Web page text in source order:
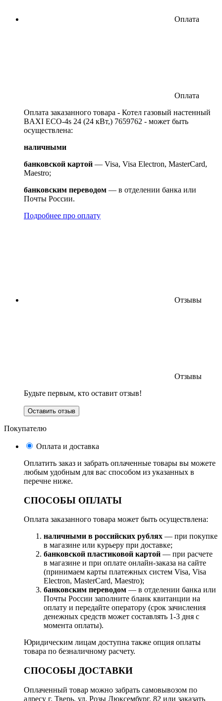
Оплата
Оплата
Оплата заказанного товара - Котел газовый настенный
BAXI ECO-4s 24 (24 кВт,) 7659762 - может быть
осуществлена:
наличными
банковской картой — Visa, Visa Electron, MasterCard,
Maestro;
банковским переводом — в отделении банка или
Почты России.
Подробнее про оплату
Отзывы
Отзывы
Будьте первым, кто оставит отзыв!
Оставить отзыв
Покупателю
Оплата и доставка
Оплатить заказ и забрать оплаченные товары вы можете
любым удобным для вас способом из указанных в
перечне ниже.
СПОСОБЫ ОПЛАТЫ
Оплата заказанного товара может быть осуществлена:
наличными в российских рублях — при покупке
в магазине или курьеру при доставке;
банковской пластиковой картой — при расчете
в магазине и при оплате онлайн-заказа на сайте
(принимаем карты платежных систем Visa, Visa
Electron, MasterCard, Maestro);
банковским переводом — в отделении банка или
Почты России заполните бланк квитанции на
оплату и передайте оператору (срок зачисления
денежных средств может составлять 1-3 дня с
момента оплаты).
Юридическим лицам доступна также опция оплаты
товара по безналичному расчету.
СПОСОБЫ ДОСТАВКИ
Оплаченный товар можно забрать самовывозом по
адресу г. Тверь, ул. Розы Люксембург, 82 или заказать